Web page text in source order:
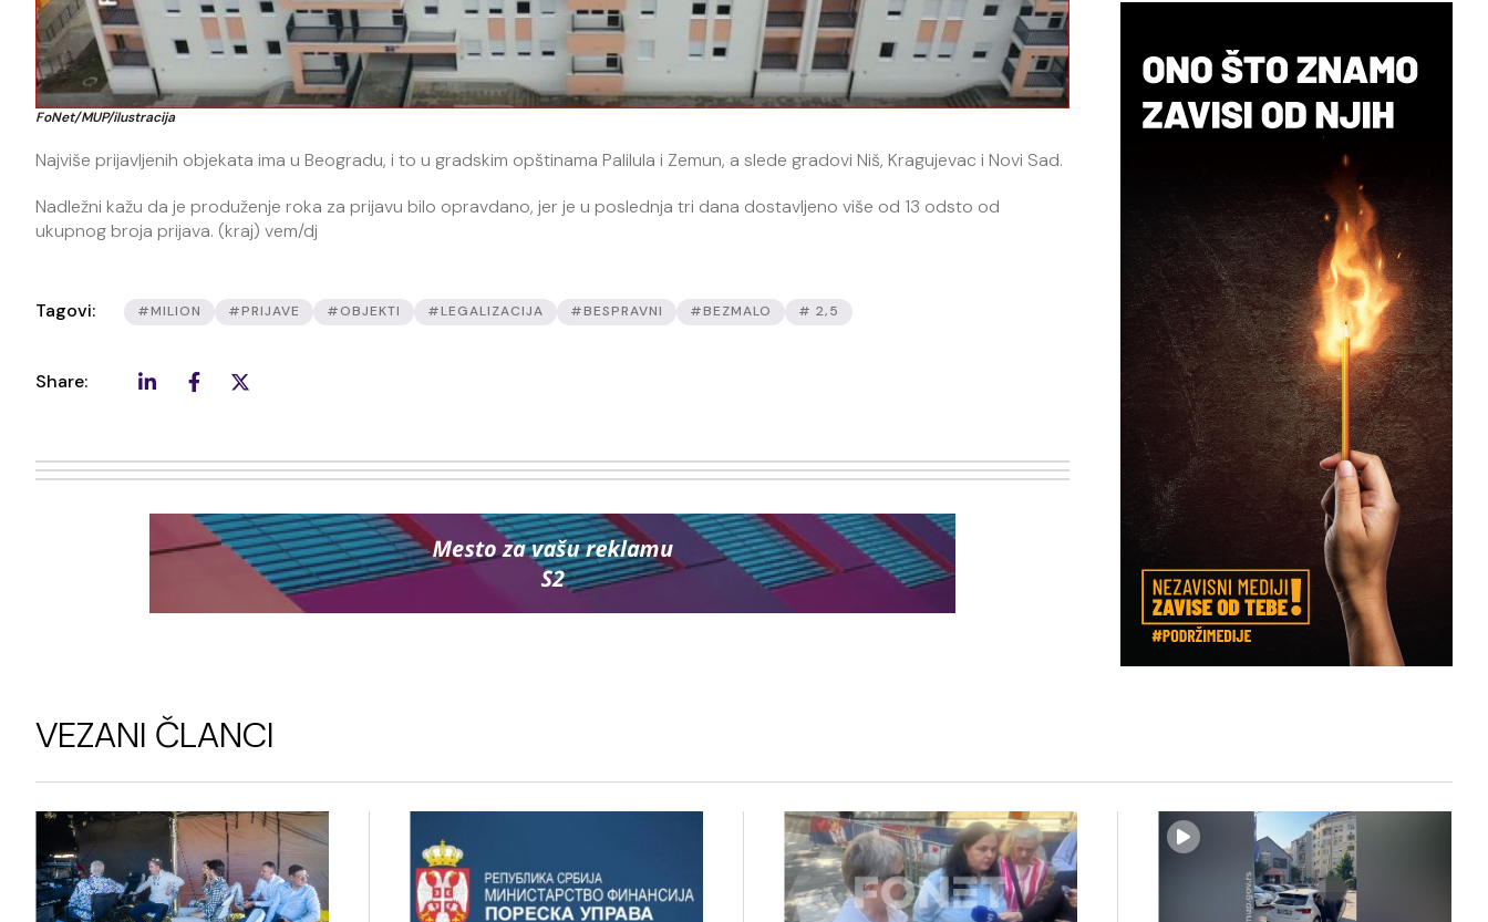
FoNet/MUP/ilustracija
Najviše prijavljenih objekata ima u Beogradu, i to u gradskim opštinama Palilula i Zemun, a slede gradovi Niš, Kragujevac i Novi Sad.
Nadležni kažu da je produženje roka za prijavu bilo opravdano, jer je u poslednja tri dana dostavljeno više od 13 odsto od
ukupnog broja prijava. (kraj) vem/dj
Tagovi: #MILION #PRIJAVE #OBJEKTI #LEGALIZACIJA #BESPRAVNI #BEZMALO # 2,5
Share:
VEZANI ČLANCI